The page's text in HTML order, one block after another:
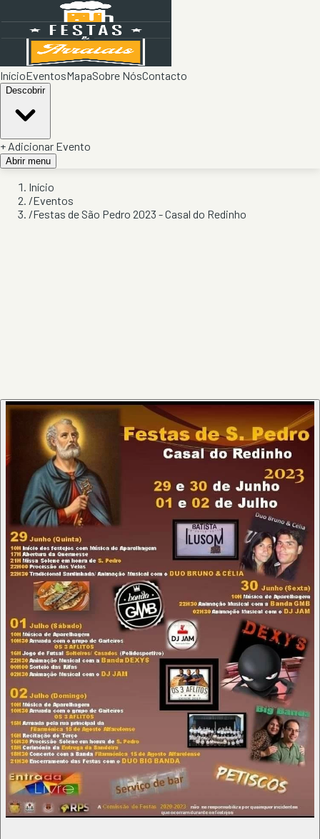
InícioEventosMapaSobre NósContacto
Descobrir
+ Adicionar Evento
Abrir menu
Início
/Eventos
/Festas de São Pedro 2023 - Casal do Redinho